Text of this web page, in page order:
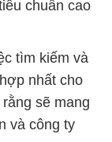
chuẩn cao
tìm kiếm và
nhất cho
sẽ mang
và công ty